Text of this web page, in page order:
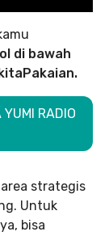
di bawah
YUMI RADIO
strategis
Untuk
bisa